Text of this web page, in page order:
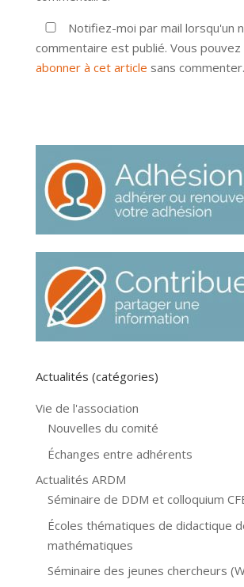
Notifiez-moi par mail lorsqu'un
commentaire est publié. Vous pouvez
abonner à cet article sans commenter.
Actualités (catégories)
Vie de l'association
Nouvelles du comité
Échanges entre adhérents
Actualités ARDM
Séminaire de DDM et colloquium
Écoles thématiques de didactique
mathématiques
Séminaire des jeunes chercheurs